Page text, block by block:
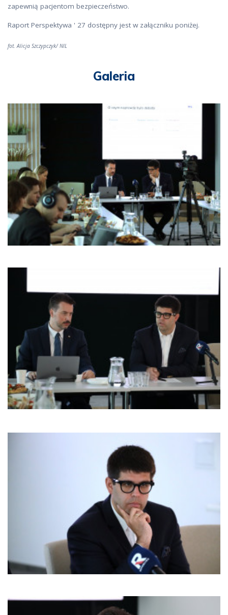
zapewnią pacjentom bezpieczeństwo.
Raport Perspektywa ' 27 dostępny jest w załączniku poniżej.
fot. Alicja Szczypczyk/ NIL
Galeria